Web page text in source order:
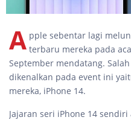
A pple sebentar lagi
terbaru mereka pada
September mendatang.
dikenalkan pada event ini
mereka, iPhone 14.
Jajaran seri iPhone 14